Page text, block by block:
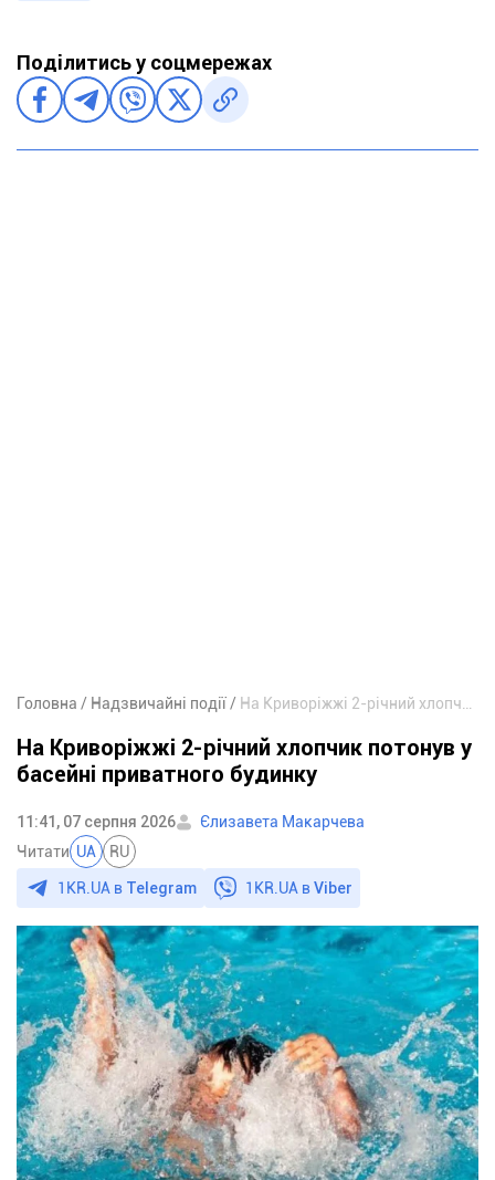
Поділитись у соцмережах
Головна Надзвичайні події
На Криворіжжі 2-річний хлопчик потонув у
басейні приватного будинку
11:41, 07 серпня 2026
Єлизавета Макарчева
Читати UA RU
1KR.UA в Telegram 1KR.UA вViber